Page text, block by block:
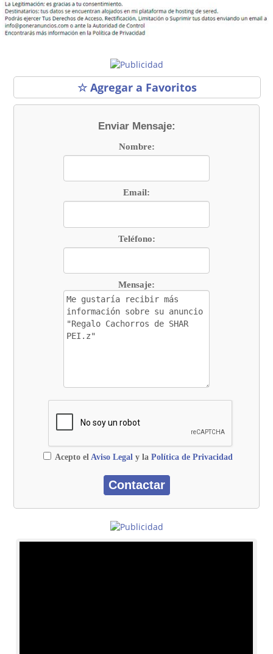
☆ Agregar a Favoritos
Enviar Mensaje:
Nombre:
Email:
Teléfono:
Mensaje:
Acepto el Aviso Legal y la Política de Privacidad